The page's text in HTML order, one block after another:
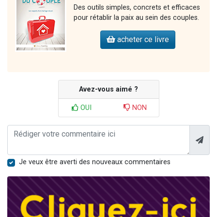
Des outils simples, concrets et efficaces
pour rétablir la paix au sein des couples.
acheter ce livre
Avez-vous aimé ?
OUI NON
Je veux être averti des nouveaux commentaires